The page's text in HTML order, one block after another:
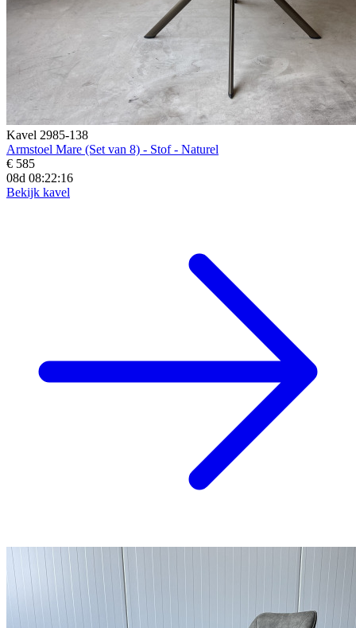
Kavel 2985-138
Armstoel Mare (Set van 8) - Stof - Naturel
€ 585
08d 08:22:15
Bekijk kavel